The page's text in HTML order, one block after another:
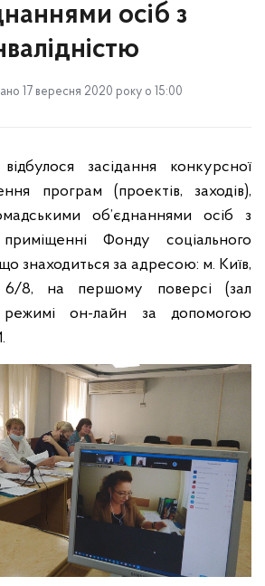
осіб з
17 вересня 2020 року о 15:00
засідання конкурсної
програм (проектів, заходів),
об’єднаннями осіб з
Фонду соціального
що знаходиться за адресою: м. Київ,
6/8, на першому поверсі (зал
он-лайн за допомогою